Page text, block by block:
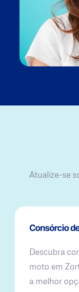
Atualize-se
Consórcio
Descubra
moto em
a melhor